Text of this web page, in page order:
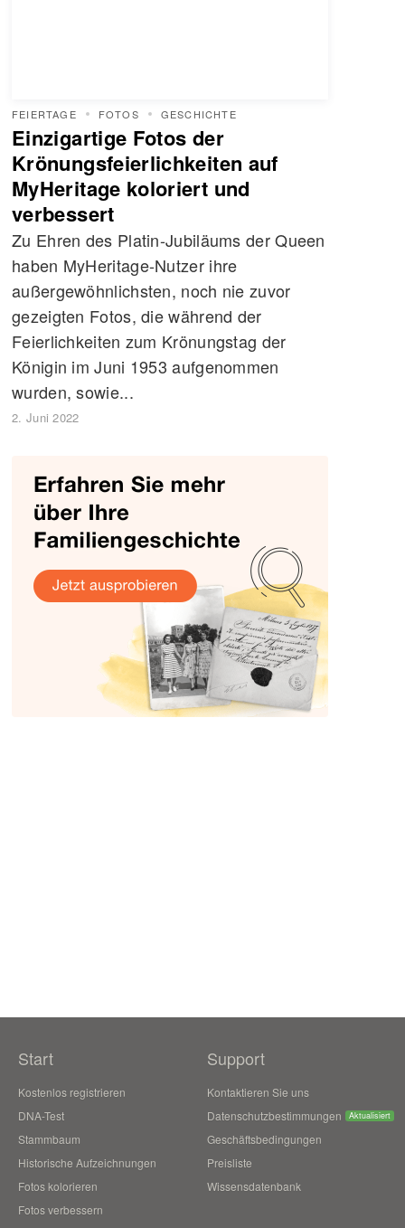
FEIERTAGE FOTOS GESCHICHTE
Einzigartige Fotos der
Krönungsfeierlichkeiten auf
MyHeritage koloriert und
verbessert
Zu Ehren des Platin-Jubiläums der Queen
haben MyHeritage-Nutzer ihre
außergewöhnlichsten, noch nie zuvor
gezeigten Fotos, die während der
Feierlichkeiten zum Krönungstag der
Königin im Juni 1953 aufgenommen
wurden, sowie...
2. Juni 2022
Start
Kostenlos registrieren
DNA-Test
Stammbaum
Historische Aufzeichnungen
Fotos kolorieren
Fotos verbessern
Support
Kontaktieren Sie uns
Datenschutzbestimmungen
Aktualisiert
Geschäftsbedingungen
Preisliste
Wissensdatenbank